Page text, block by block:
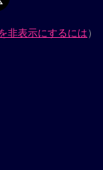
非表示にするには）